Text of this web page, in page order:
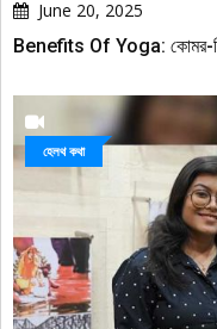
June 20, 2025
Benefits Of Yoga: কোমর-
হেলথ কথা